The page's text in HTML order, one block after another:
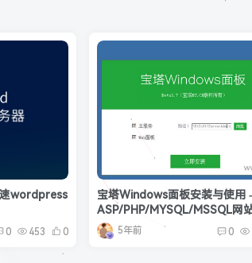
wordpress
0 453 0
宝塔Windows面板安装与使用
ASP/PHP/MYSQL/MSSQL网
5年前 0